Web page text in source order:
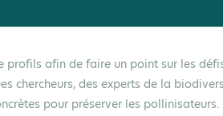
ce constat alarmant en explorant la
profils afin de faire un point sur les
chercheurs, des experts de la
pour préserver les pollinisateurs.